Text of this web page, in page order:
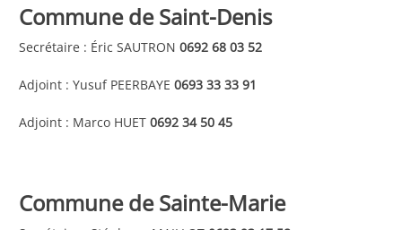
Commune de Saint-Denis
Secrétaire : Éric SAUTRON 0692 68 03 52
Adjoint : Yusuf PEERBAYE 0693 33 33 91
Adjoint : Marco HUET 0692 34 50 45
Commune de Sainte-Marie